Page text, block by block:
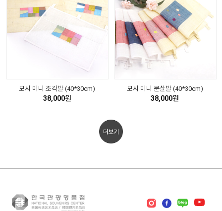
모시 미니 조각발 (40*30cm)
38,000원
모시 미니 문살발 (40*30cm)
38,000원